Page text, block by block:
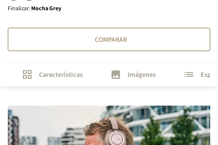
Finalizar: Mocha Grey
COMPARAR
Características Imágenes